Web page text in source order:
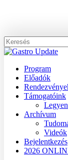
content
Close
Menu
Program
Előadók
Támogatóink
Archívum
Videók
Bejelentkezés
2026